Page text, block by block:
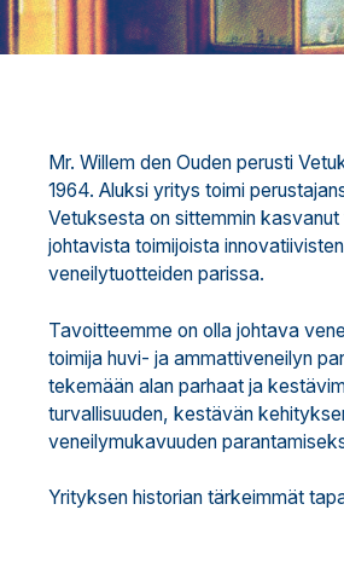
Mr. Willem den Ouden perusti
1964. Aluksi yritys toimi
Vetuksesta on sittemmin
johtavista toimijoista innovatiivisten
veneilytuotteiden parissa.
Tavoitteemme on olla johtava
toimija huvi- ja ammattiveneilyn
tekemään alan parhaat ja
turvallisuuden, kestävän
veneilymukavuuden
Yrityksen historian tärkeimmät